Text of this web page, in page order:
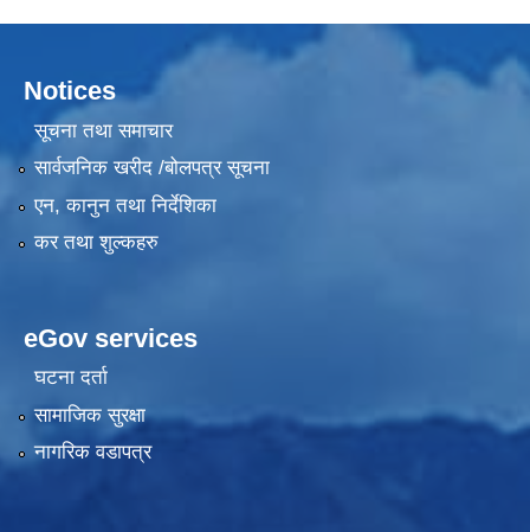
Notices
सूचना तथा समाचार
सार्वजनिक खरीद /बोलपत्र सूचना
एन, कानुन तथा निर्देशिका
कर तथा शुल्कहरु
eGov services
घटना दर्ता
सामाजिक सुरक्षा
नागरिक वडापत्र